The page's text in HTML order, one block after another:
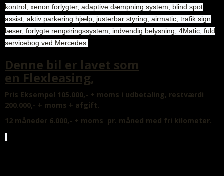
kontrol, xenon forlygter, adaptive dæmpning system, blind spot
assist, aktiv parkering hjælp, justerbar styring, airmatic, trafik sign
læser, forlygte rengøringssystem, indvendig belysning, 4Matic, fuld
servicebog ved Mercedes.
Denne bil er lavet som
en Flexleasing,
Pris Eksempel 105.000,- + moms i udbetaling, restværdi
200.000,- + moms + afgift.
12 måneder 6.000,- + moms pr. måned med fri kilometer.